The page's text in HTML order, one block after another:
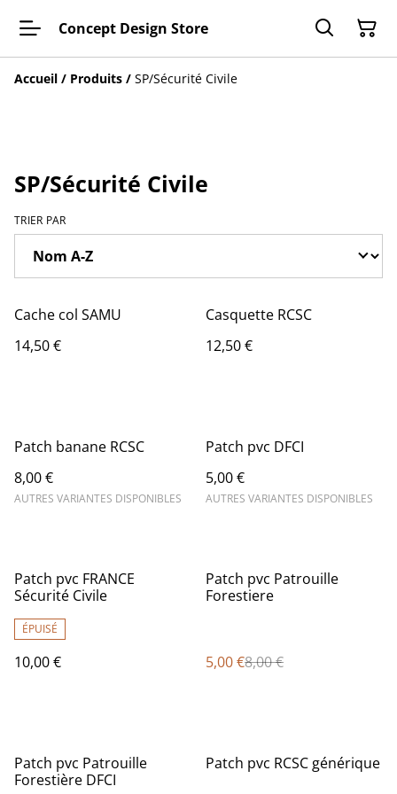
Concept Design Store
Accueil / Produits / SP/Sécurité Civile
SP/Sécurité Civile
TRIER PAR
Cache col SAMU
14,50 €
Casquette RCSC
12,50 €
Patch banane RCSC
8,00 €
AUTRES VARIANTES DISPONIBLES
Patch pvc DFCI
5,00 €
AUTRES VARIANTES DISPONIBLES
Patch pvc FRANCE
Sécurité Civile
ÉPUISÉ
10,00 €
%
Patch pvc Patrouille
Forestiere
5,00 €8,00 €
Patch pvc Patrouille
Forestière DFCI
Patch pvc RCSC générique